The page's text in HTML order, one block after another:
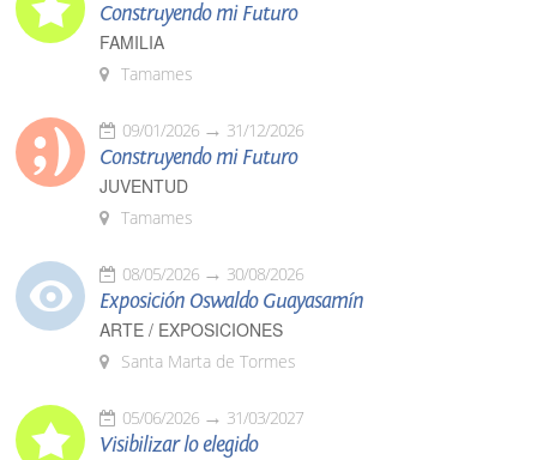
Construyendo mi Futuro
FAMILIA
Tamames
09/01/2026 31/12/2026
Construyendo mi Futuro
JUVENTUD
Tamames
08/05/2026 30/08/2026
Exposición Oswaldo Guayasamín
ARTE / EXPOSICIONES
Santa Marta de Tormes
05/06/2026 31/03/2027
Visibilizar lo elegido